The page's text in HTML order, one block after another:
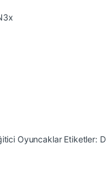
Oyuncaklar Etiketler: